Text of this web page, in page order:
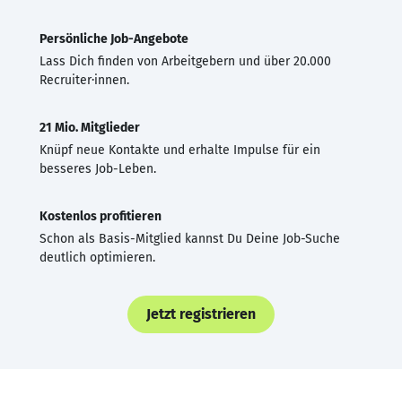
Persönliche Job-Angebote
Lass Dich finden von Arbeitgebern und über 20.000
Recruiter·innen.
21 Mio. Mitglieder
Knüpf neue Kontakte und erhalte Impulse für ein
besseres Job-Leben.
Kostenlos profitieren
Schon als Basis-Mitglied kannst Du Deine Job-Suche
deutlich optimieren.
Jetzt registrieren